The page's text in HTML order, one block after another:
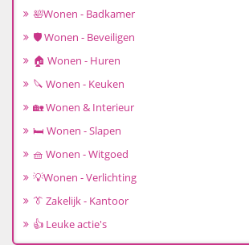
🛀Wonen - Badkamer
🛡️ Wonen - Beveiligen
🏠 Wonen - Huren
🔪 Wonen - Keuken
🏡 Wonen & Interieur
🛏️ Wonen - Slapen
🧺 Wonen - Witgoed
💡Wonen - Verlichting
👔 Zakelijk - Kantoor
👍 Leuke actie's